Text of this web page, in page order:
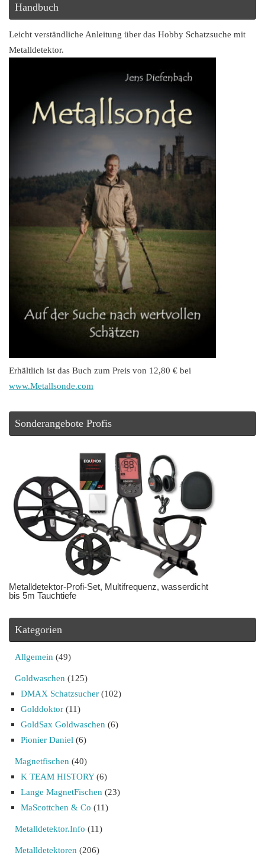
Handbuch
Leicht verständliche Anleitung über das Hobby Schatzsuche mit
Metalldetektor.
Erhältlich ist das Buch zum Preis von 12,80 € bei
www.Metallsonde.com
Sonderangebote Profis
Metalldetektor-Profi-Set, Multifrequenz, wasserdicht
bis 5m Tauchtiefe
Kategorien
Allgemein (49)
Goldwaschen (125)
DMAX Schatzsucher (102)
Golddoktor (11)
GoldSax Goldwaschen (6)
Pionier Daniel (6)
Magnetfischen (40)
K TEAM HISTORY(6)
Lange MagnetFischen (23)
MaScottchen & Co (11)
Metalldetektor.Info (11)
Metalldetektoren (206)